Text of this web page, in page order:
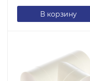
В корзину